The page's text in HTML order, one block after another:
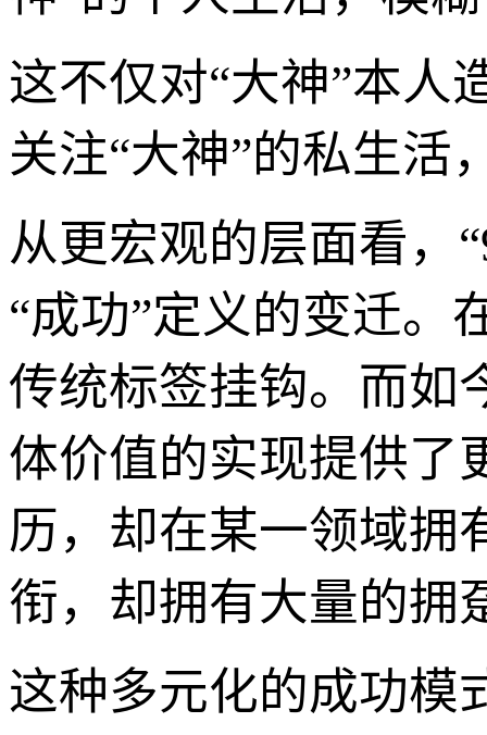
这不仅对“大神”本人
关注“大神”的私生活
从更宏观的层面看，
“成功”定义的变迁。
传统标签挂钩。而如
体价值的实现提供了
历，却在某一领域拥
衔，却拥有大量的拥
这种多元化的成功模